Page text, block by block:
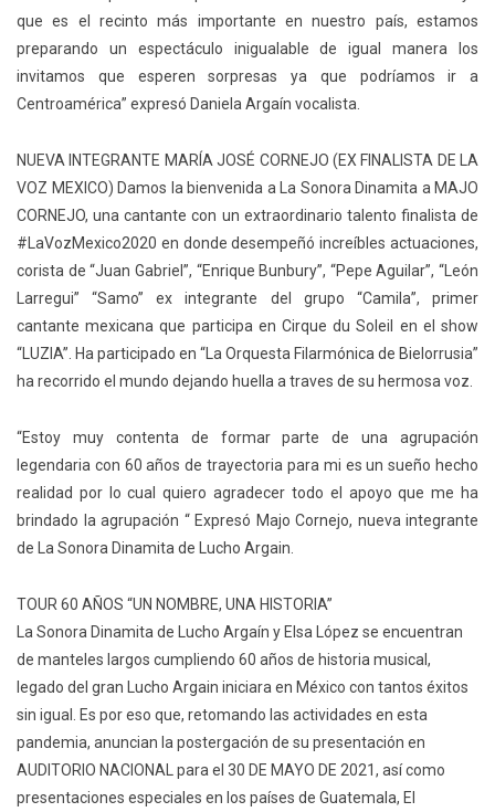
que es el recinto más importante en nuestro país, estamos
preparando un espectáculo inigualable de igual manera los
invitamos que esperen sorpresas ya que podríamos ir a
Centroamérica” expresó Daniela Argaín vocalista.
NUEVA INTEGRANTE MARÍA JOSÉ CORNEJO (EX FINALISTA DE LA
VOZ MEXICO) Damos la bienvenida a La Sonora Dinamita a MAJO
CORNEJO, una cantante con un extraordinario talento finalista de
#LaVozMexico2020 en donde desempeñó increíbles actuaciones,
corista de “Juan Gabriel”, “Enrique Bunbury”, “Pepe Aguilar”, “León
Larregui” “Samo” ex integrante del grupo “Camila”, primer
cantante mexicana que participa en Cirque du Soleil en el show
“LUZIA”. Ha participado en “La Orquesta Filarmónica de Bielorrusia”
ha recorrido el mundo dejando huella a traves de su hermosa voz.
“Estoy muy contenta de formar parte de una agrupación
legendaria con 60 años de trayectoria para mi es un sueño hecho
realidad por lo cual quiero agradecer todo el apoyo que me ha
brindado la agrupación “ Expresó Majo Cornejo, nueva integrante
de La Sonora Dinamita de Lucho Argain.
TOUR 60 AÑOS “UN NOMBRE, UNA HISTORIA”
La Sonora Dinamita de Lucho Argaín y Elsa López se encuentran
de manteles largos cumpliendo 60 años de historia musical,
legado del gran Lucho Argain iniciara en México con tantos éxitos
sin igual. Es por eso que, retomando las actividades en esta
pandemia, anuncian la postergación de su presentación en
AUDITORIO NACIONAL para el 30 DE MAYO DE 2021, así como
presentaciones especiales en los países de Guatemala, El